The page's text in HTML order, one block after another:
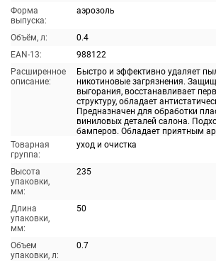
Форма
выпуска:
аэрозоль
Объём, л:
0.4
EAN-13:
988122
Расширенное
описание:
Быстро и эффективно удаляет
никотиновые загрязнения.
выгорания, восстанавливает
структуру, обладает
Предназначен для обработки
виниловых деталей салона.
бамперов. Обладает приятным
Товарная
группа:
уход и очистка
Высота
упаковки,
мм:
235
Длина
упаковки,
мм:
50
Объем
упаковки, л:
0.7